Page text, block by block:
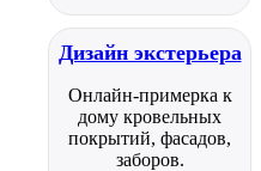
Дизайн экстерьера
Онлайн-примерка к
дому кровельных
покрытий, фасадов,
заборов.